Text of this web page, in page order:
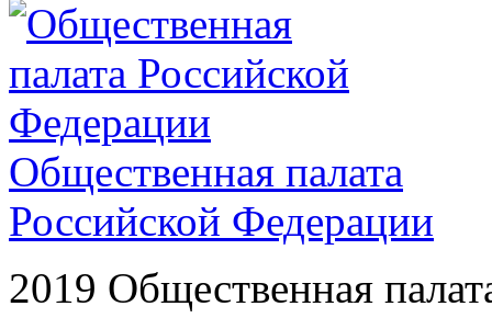
Общественная палата
Российской Федерации
2019 Общественная